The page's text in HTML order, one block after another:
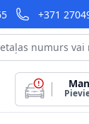
+371